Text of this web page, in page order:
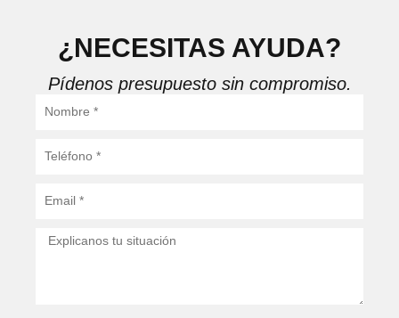
¿NECESITAS AYUDA?
Pídenos presupuesto sin compromiso.